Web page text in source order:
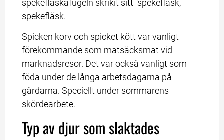
spekefläskafugeln skrikit sitt "spekefläsk,
spekefläsk.
Spicken korv och spicket kött var vanligt
förekommande som matsäcksmat vid
marknadsresor. Det var också vanligt som
föda under de långa arbetsdagarna på
gårdarna. Speciellt under sommarens
skördearbete.
Typ av djur som slaktades